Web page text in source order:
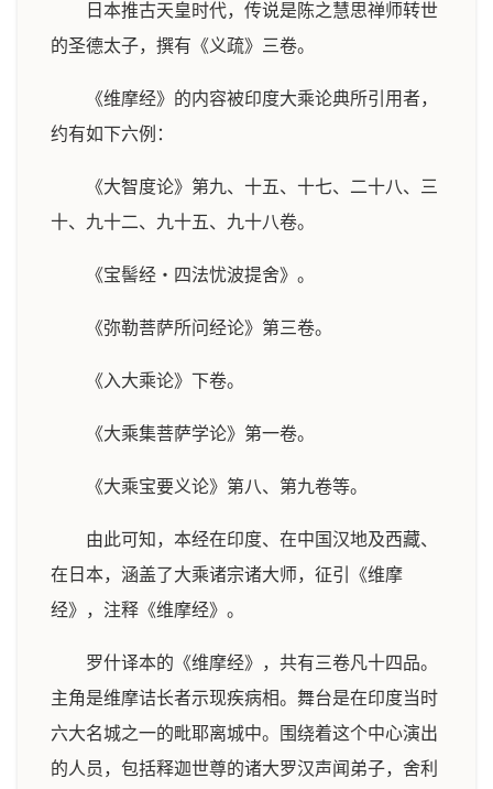
日本推古天皇时代，传说是陈之慧思禅师转世
的圣德太子，撰有《义疏》三卷。
《维摩经》的内容被印度大乘论典所引用者，
约有如下六例：
《大智度论》第九、十五、十七、二十八、三
十、九十二、九十五、九十八卷。
《宝髻经‧四法忧波提舍》。
《弥勒菩萨所问经论》第三卷。
《入大乘论》下卷。
《大乘集菩萨学论》第一卷。
《大乘宝要义论》第八、第九卷等。
由此可知，本经在印度、在中国汉地及西藏、
在日本，涵盖了大乘诸宗诸大师，征引《维摩
经》，注释《维摩经》。
罗什译本的《维摩经》，共有三卷凡十四品。
主角是维摩诘长者示现疾病相。舞台是在印度当时
六大名城之一的毗耶离城中。围绕着这个中心演出
的人员，包括释迦世尊的诸大罗汉声闻弟子，舍利